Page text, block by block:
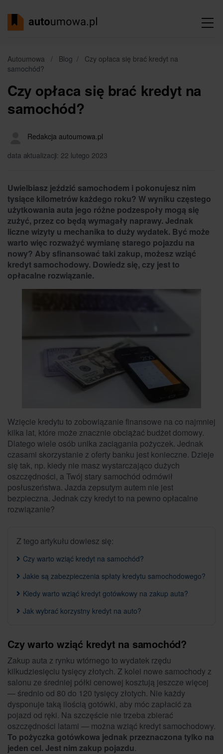
Autoumowa / Blog /
Czy opłaca się brać kredyt na
samochód?
Czy opłaca się brać kredyt na
samochód?
Redakcja autoumowa.pl
data aktualizacji: 22 lutego 2023
Uwielbiasz jeździć samochodem i pokonujesz nim
tysiące kilometrów każdego roku? W wyniku częstego
użytkowania auta jego różne podzespoły mogą się
zużyć, przez co będą wymagały naprawy. Jednak
liczne wizyty u mechanika to duży wydatek. Być może
warto więc rozważyć wymianę starego pojazdu na
nowy? Aby sfinansować taki zakup, możesz wziąć
kredyt samochodowy. Dowiedz się, czy jest to
opłacalne rozwiązanie.
Wzięcie kredytu to zobowiązanie finansowe na co najmniej
kilka lat, które może znacznie obciążać budżet domowy.
Dlatego wiele osób unika zaciągania pożyczek. Jednak
czasami skorzystanie z oferty banku jest konieczne. Dzieje
się tak, np. kiedy nie masz wystarczająco dużych
oszczędności, a Twój stary samochód odmówił
posłuszeństwa. Jazda zepsutym autem nie jest
bezpieczna. Jednak czy kredyt to na pewno opłacalne
rozwiązanie?
Z tego artykułu dowiesz się:
Czy warto wziąć kredyt na samochód?
Jakie są zabezpieczenia spłaty kredytu samochodowego?
Kiedy warto wziąć kredyt gotówkowy na zakup auta?
Jak wybrać korzystny kredyt na auto?
Czy warto wziąć kredyt na samochód?
Zakup auta z rynku wtórnego to wydatek rzędu
kilkudziesięciu tysięcy złotych. Z kolei nowe samochody z
salonu ze średniej półki cenowej kosztują jeszcze więcej
— średnio od 80 do 120 tysięcy złotych. Nie każdy
dysponuje taką ilością gotówki, aby móc zapłacić za
pojazd od ręki. Na szczęście nie trzeba zbierać
oszczędności latami — można wziąć kredyt samochodowy.
To pożyczka gotówkowa jednak przeznaczona tylko na
jeden cel. Jest nim zakup pojazdu.